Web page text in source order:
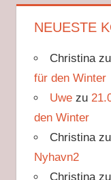
NEUESTE
Christinazu
für den Winter
Uwezu
den Winter
Christinazu
Nyhavn2
Christinazu